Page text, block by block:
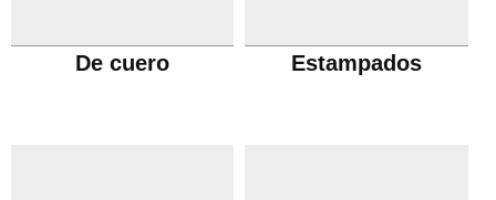
De cuero Estampados